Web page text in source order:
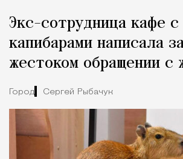
Город
Экс-сотрудница кафе с
капибарами написала
жестоком обращении с
Город Сергей Рыбачук